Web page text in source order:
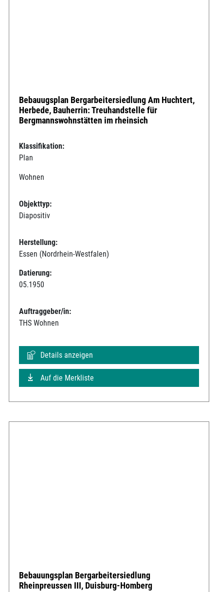
Bebauugsplan Bergarbeitersiedlung Am Huchtert,
Herbede, Bauherrin: Treuhandstelle für
Bergmannswohnstätten im rheinsich
Klassifikation:
Plan
Wohnen
Objekttyp:
Diapositiv
Herstellung:
Essen (Nordrhein-Westfalen)
Datierung:
05.1950
Auftraggeber/in:
THS Wohnen
Details anzeigen
Auf die Merkliste
Bebauungsplan Bergarbeitersiedlung
Rheinpreussen III, Duisburg-Homberg